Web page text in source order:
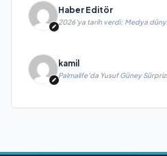
Haber Editör
2026’ya tarih verdi; Medya
kamil
Palmalife’da Yusuf Güney Sürprizi